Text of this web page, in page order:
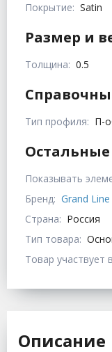
Покрытие: Satin
Размер и
Толщина: 0.5
Тип профиля: П-
Показывать
Бренд: Grand Line
Страна: Россия
Тип товара:
Товар участвует
Описание